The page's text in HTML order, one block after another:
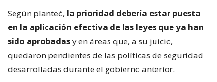
Según planteó, la prioridad debería estar puesta
en la aplicación efectiva de las leyes que ya han
sido aprobadasy en áreas que, a su juicio,
quedaron pendientes de las políticas de seguridad
desarrolladas durante el gobierno anterior.